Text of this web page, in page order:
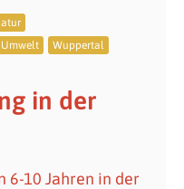
Umwelt Wuppertal
in der
6-10 Jahren in der